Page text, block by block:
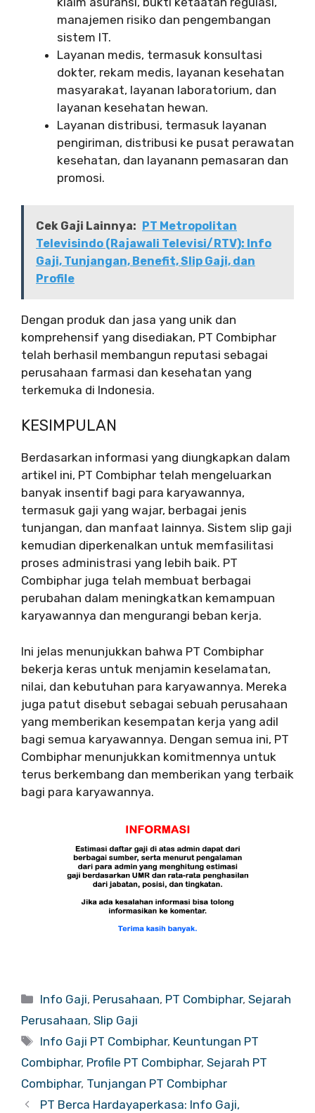
manajemen risiko dan pengembangan
sistem IT.
Layanan medis, termasuk konsultasi
dokter, rekam medis, layanan kesehatan
masyarakat, layanan laboratorium, dan
layanan kesehatan hewan.
Layanan distribusi, termasuk layanan
pengiriman, distribusi ke pusat perawatan
kesehatan, dan layanann pemasaran dan
promosi.
Cek Gaji Lainnya: PT Metropolitan
Televisindo (Rajawali Televisi/RTV): Info
Gaji, Tunjangan, Benefit, Slip Gaji, dan
Profile
Dengan produk dan jasa yang unik dan
komprehensif yang disediakan, PT Combiphar
telah berhasil membangun reputasi sebagai
perusahaan farmasi dan kesehatan yang
terkemuka di Indonesia.
KESIMPULAN
Berdasarkan informasi yang diungkapkan dalam
artikel ini, PT Combiphar telah mengeluarkan
banyak insentif bagi para karyawannya,
termasuk gaji yang wajar, berbagai jenis
tunjangan, dan manfaat lainnya. Sistem slip gaji
kemudian diperkenalkan untuk memfasilitasi
proses administrasi yang lebih baik. PT
Combiphar juga telah membuat berbagai
perubahan dalam meningkatkan kemampuan
karyawannya dan mengurangi beban kerja.
Ini jelas menunjukkan bahwa PT Combiphar
bekerja keras untuk menjamin keselamatan,
nilai, dan kebutuhan para karyawannya. Mereka
juga patut disebut sebagai sebuah perusahaan
yang memberikan kesempatan kerja yang adil
bagi semua karyawannya. Dengan semua ini, PT
Combiphar menunjukkan komitmennya untuk
terus berkembang dan memberikan yang terbaik
bagi para karyawannya.
Categories
Info Gaji, Perusahaan, PT Combiphar,Sejarah
Perusahaan, Slip Gaji
Tags
Info Gaji PT Combiphar, Keuntungan PT
Combiphar, Profile PT Combiphar, Sejarah PT
Combiphar, Tunjangan PT Combiphar
PT Berca Hardayaperkasa: Info Gaji,